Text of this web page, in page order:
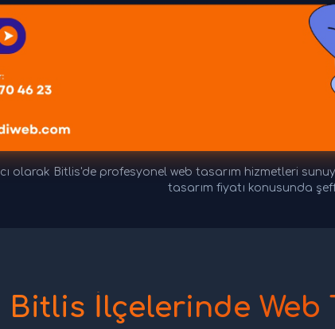
olarak Bitlis'de profesyonel web tasarım hizmetleri
tasarım fiyatı konusunda
Bitlis İlçelerinde Web